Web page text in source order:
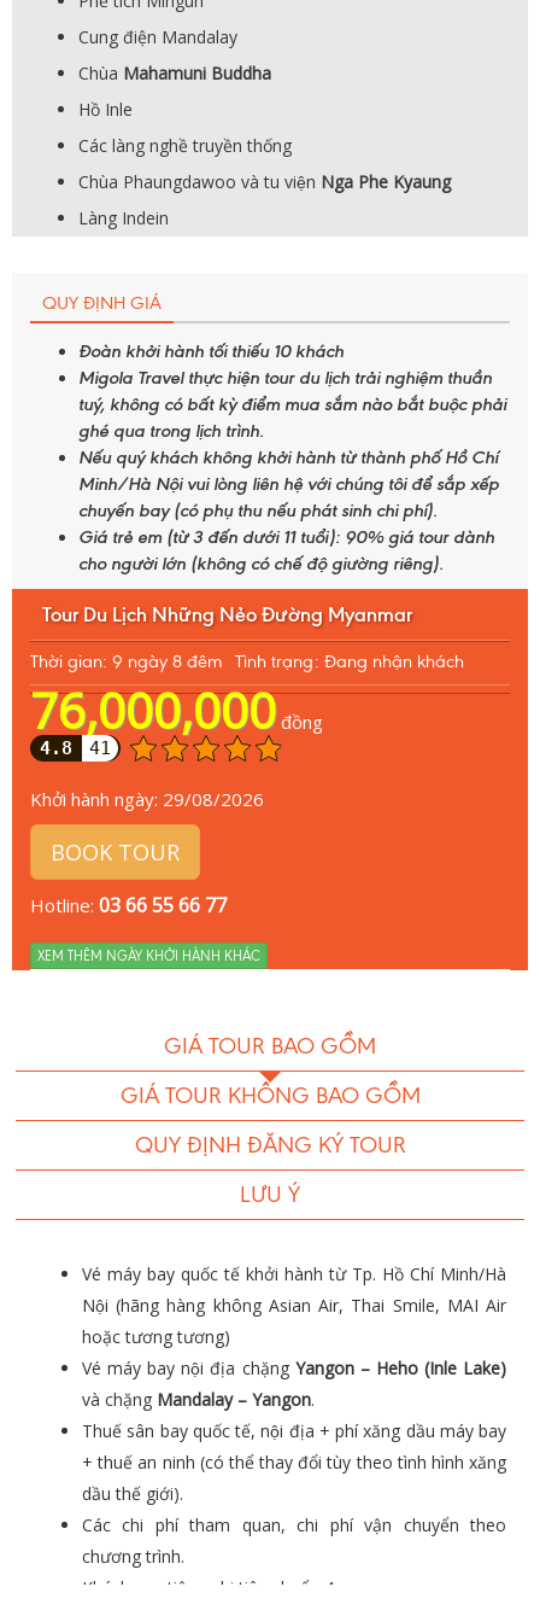
Cung điện Mandalay
Chùa Mahamuni Buddha
Hồ Inle
Các làng nghề truyền thống
Chùa Phaungdawoo và tu viện Nga Phe Kyaung
Làng Indein
QUY ĐỊNH GIÁ
Đoàn khởi hành tối thiếu 10 khách
Migola Travel thực hiện tour du lịch trải nghiệm thuần
tuý, không có bất kỳ điểm mua sắm nào bắt buộc phải
ghé qua trong lịch trình.
Nếu quý khách không khởi hành từ thành phố Hồ Chí
Minh/Hà Nội vui lòng liên hệ với chúng tôi để sắp xếp
chuyến bay (có phụ thu nếu phát sinh chi phí).
Giá trẻ em (từ 3 đến dưới 11 tuổi): 90% giá tour dành
cho người lớn (không có chế độ giường riêng).
Tour Du Lịch Những Nẻo Đường Myanmar
Thời gian: 9 ngày 8 đêm Tình trạng: Đang nhận khách
76,000,000đồng
4.8 41
Khởi hành ngày: 29/08/2026
BOOK TOUR
Hotline: 03 66 55 66 77
XEM THÊM NGÀY KHỞI HÀNH KHÁC
GIÁ TOUR BAO GỒM
GIÁ TOUR KHÔNG BAO GỒM
QUY ĐỊNH ĐĂNG KÝ TOUR
LƯU Ý
Vé máy bay quốc tế khởi hành từ Tp. Hồ Chí Minh/Hà
Nội (hãng hàng không Asian Air, Thai Smile, MAI Air
hoặc tương tương)
Vé máy bay nội địa chặng Yangon – Heho (Inle Lake)
và chặng Mandalay – Yangon.
Thuế sân bay quốc tế, nội địa + phí xăng dầu máy bay
+ thuế an ninh (có thể thay đổi tùy theo tình hình xăng
dầu thế giới).
Các chi phí tham quan, chi phí vận chuyển theo
chương trình.
Khách sạn tiện nghi tiêu chuẩn 4 sao.